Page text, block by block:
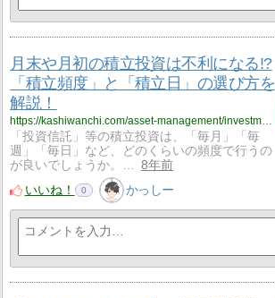
月末や月初の積立投資は不利になる!?
「積立頻度」と「積立日」の選び方を
解説！
「投資信託」等の積立投資は、「毎月」「毎
週」「毎日」など、どのくらいの頻度で行うの
が良いでしょうか。…
8年前
いいね！
0 かっしー